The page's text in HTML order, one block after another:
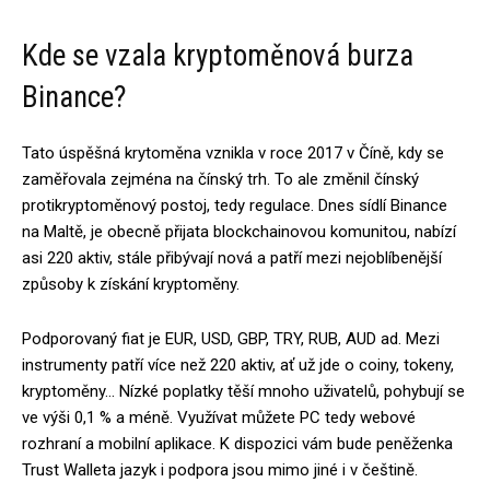
Kde se vzala kryptoměnová burza
Binance?
Tato úspěšná krytoměna vznikla v roce 2017 v Číně, kdy se
zaměřovala zejména na čínský trh. To ale změnil čínský
protikryptoměnový postoj, tedy regulace. Dnes sídlí Binance
na Maltě, je obecně přijata blockchainovou komunitou, nabízí
asi 220 aktiv, stále přibývají nová a patří mezi nejoblíbenější
způsoby k získání kryptoměny.
Podporovaný fiat je EUR, USD, GBP, TRY, RUB, AUD ad. Mezi
instrumenty patří více než 220 aktiv, ať už jde o coiny, tokeny,
kryptoměny… Nízké poplatky těší mnoho uživatelů, pohybují se
ve výši 0,1 % a méně. Využívat můžete PC tedy webové
rozhraní a mobilní aplikace. K dispozici vám bude peněženka
Trust Walleta jazyk i podpora jsou mimo jiné i v češtině.